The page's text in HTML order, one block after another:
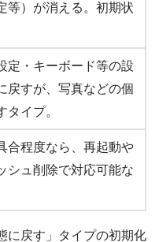
等）が消える。初期状
定・キーボード等の設
戻すが、写真などの個
タイプ。
合程度なら、再起動や
シュ削除で対応可能な
に戻す」タイプの初期化